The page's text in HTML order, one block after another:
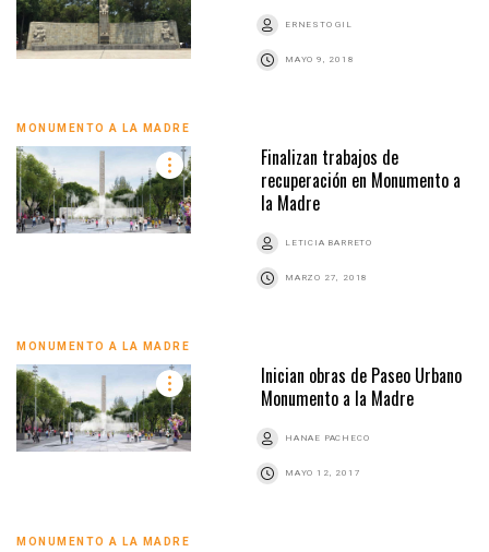
ERNESTO GIL
MAYO 9, 2018
MONUMENTO A LA MADRE
Finalizan trabajos de
recuperación en Monumento a
la Madre
LETICIA BARRETO
MARZO 27, 2018
MONUMENTO A LA MADRE
Inician obras de Paseo Urbano
Monumento a la Madre
HANAE PACHECO
MAYO 12, 2017
MONUMENTO A LA MADRE